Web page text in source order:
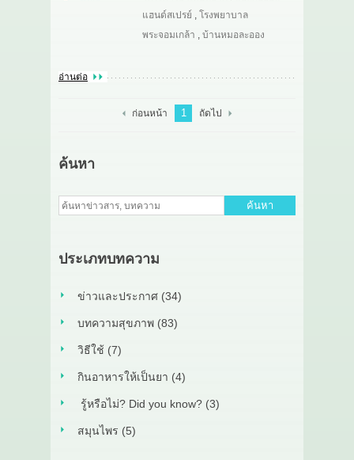
แฮนด์สเปรย์
โรงพยาบาล
พระจอมเกล้า
บ้านหมอละออง
อ่านต่อ
ก่อนหน้า 1 ถัดไป
ค้นหา
ค้นหา
ประเภทบทความ
ข่าวและประกาศ (34)
บทความสุขภาพ (83)
วิธีใช้ (7)
กินอาหารให้เป็นยา (4)
รู้หรือไม่? Did you know? (3)
สมุนไพร (5)